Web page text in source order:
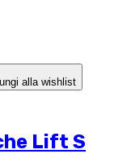
alla wishlist
Lift S